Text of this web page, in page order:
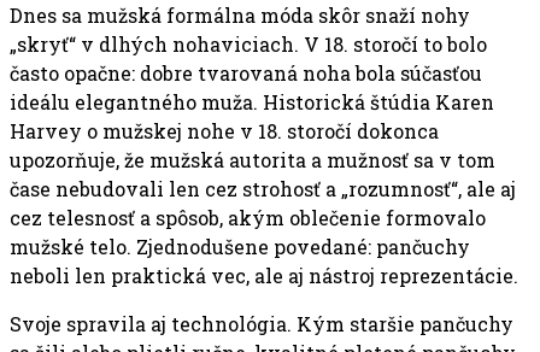
Dnes sa mužská formálna móda skôr snaží nohy
„skryť“ v dlhých nohaviciach. V 18. storočí to bolo
často opačne: dobre tvarovaná noha bola súčasťou
ideálu elegantného muža. Historická štúdia Karen
Harvey o mužskej nohe v 18. storočí dokonca
upozorňuje, že mužská autorita a mužnosť sa v tom
čase nebudovali len cez strohosť a „rozumnosť“, ale aj
cez telesnosť a spôsob, akým oblečenie formovalo
mužské telo. Zjednodušene povedané: pančuchy
neboli len praktická vec, ale aj nástroj reprezentácie.
Svoje spravila aj technológia. Kým staršie pančuchy